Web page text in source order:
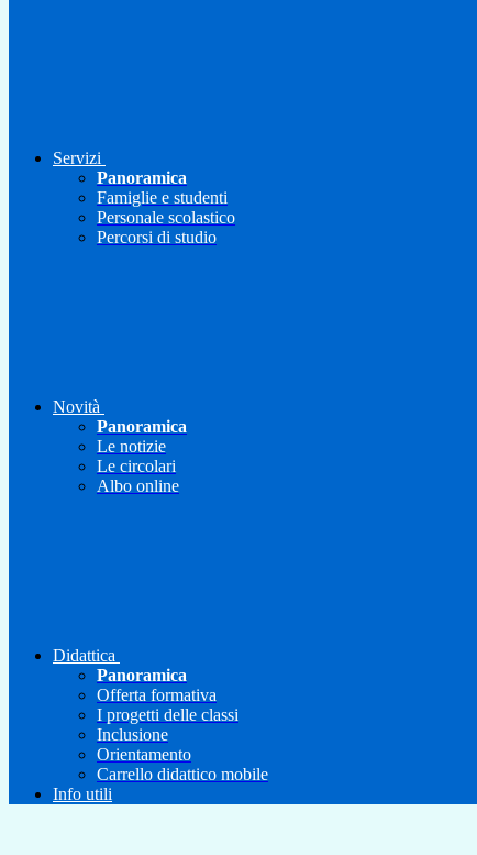
Servizi
Panoramica
Famiglie e studenti
Personale scolastico
Percorsi di studio
Novità
Panoramica
Le notizie
Le circolari
Albo online
Didattica
Panoramica
Offerta formativa
I progetti delle classi
Inclusione
Orientamento
Carrello didattico mobile
Info utili